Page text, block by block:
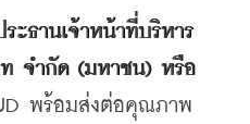
ธานเจ้าหน้าที่บริหาร
พร้อมส่งต่อคุณภาพ